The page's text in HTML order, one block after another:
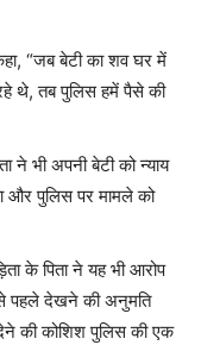
“जब बेटी का शव घर में
थे, तब पुलिस हमें पैसे की
ने भी अपनी बेटी को न्याय
और पुलिस पर मामले को
के पिता ने यह भी आरोप
से पहले देखने की अनुमति
की कोशिश पुलिस की एक